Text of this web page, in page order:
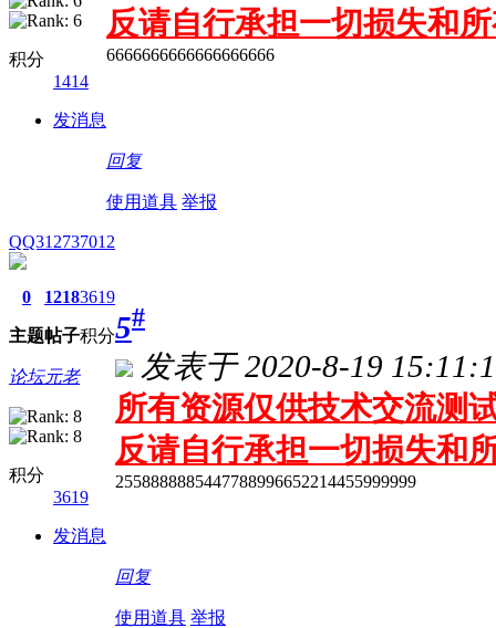
积分
1414
发消息
反请自行承担一切损失和
6666666666666666666
回复
使用道具 举报
QQ312737012
0
主题
1218
帖子
3619
积分
论坛元老
积分
3619
发消息
5#
发表于 2020-8-19
所有资源仅供技术交流测
反请自行承担一切损失和
2558888885447788996652214455999999
回复
使用道具 举报